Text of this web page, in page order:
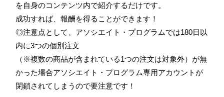
を自身のコンテンツ内で紹介するだけです。
成功すれば、報酬を得ることができます！
◎注意点として、 アソシエイト・プログラムでは180日以
内に3つの個別注文
（※複数の商品が含まれている1つの注文は対象外）が無
かった場合アソシエイト・プログラム専用アカウントが
閉鎖されてしまうので要注意です！